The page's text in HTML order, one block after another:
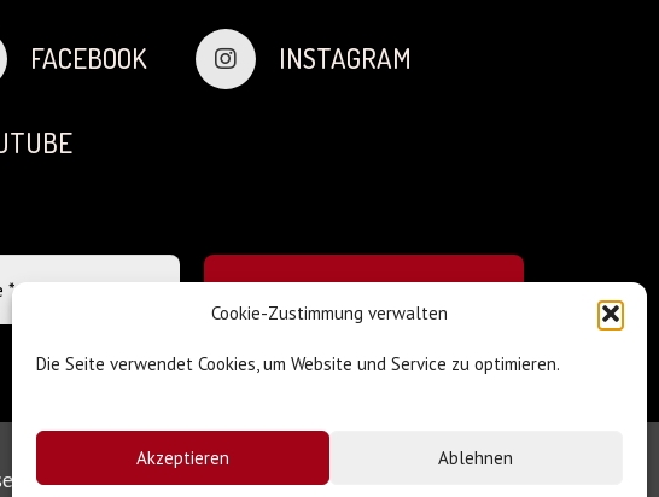
Cookie-Zustimmung verwalten
Die Seite verwendet Cookies, um Website und Service zu optimieren.
Akzeptieren Ablehnen
FACEBOOK INSTAGRAM
Impressum & Datenschutz